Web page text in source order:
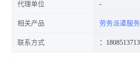
代理单位
相关产品 劳务派遣服务
联系方式 ：